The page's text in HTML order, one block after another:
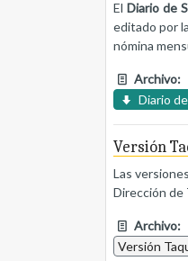
ElDiario de
editado por
nómina
Archivo:
Diario
Versión
Las
Dirección de
Archivo:
Versión